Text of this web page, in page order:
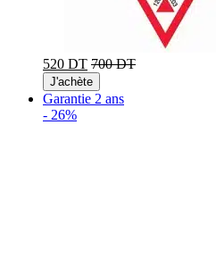
520 DT 700 DT
J'achète
Garantie 2 ans
- 26%